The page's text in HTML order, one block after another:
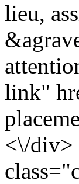
lieu,
link"
<\/div>